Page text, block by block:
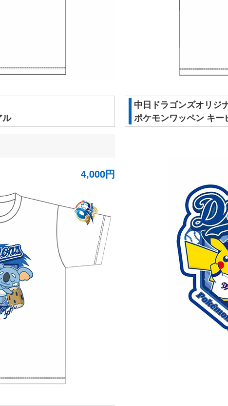
ル
4,000円
中日ドラゴンズオリジ
ポケモンワッペン キー